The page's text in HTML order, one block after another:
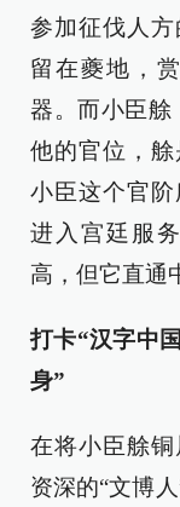
参加征伐人
留在夔地，
器。而小臣艅
他的官位，
小臣这个官阶
进入宫廷服
高，但它直通
打卡“汉字中
身”
在将小臣艅
资深的“文博